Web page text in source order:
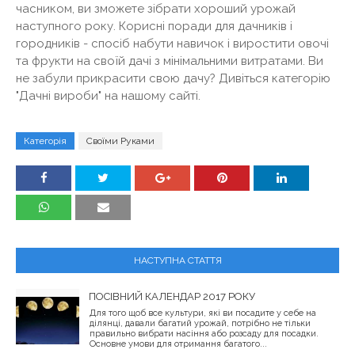
часником, ви зможете зібрати хороший урожай
наступного року. Корисні поради для дачників і
городників - спосіб набути навичок і виростити овочі
та фрукти на своїй дачі з мінімальними витратами. Ви
не забули прикрасити свою дачу? Дивіться категорію
"Дачні вироби" на нашому сайті.
Категорія Своїми Руками
НАСТУПНА СТАТТЯ
ПОСІВНИЙ КАЛЕНДАР 2017 РОКУ
Для того щоб все культури, які ви посадите у себе на
ділянці, давали багатий урожай, потрібно не тільки
правильно вибрати насіння або розсаду для посадки.
Основне умови для отримання багатого...